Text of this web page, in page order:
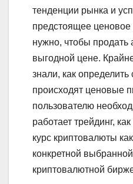
тенденции рынка и
предстоящее ценовое
нужно, чтобы продать
выгодной цене.
знали, как определить
происходят ценовые
пользователю
работает трейдинг,
курс криптовалюты
конкретной
криптовалютной